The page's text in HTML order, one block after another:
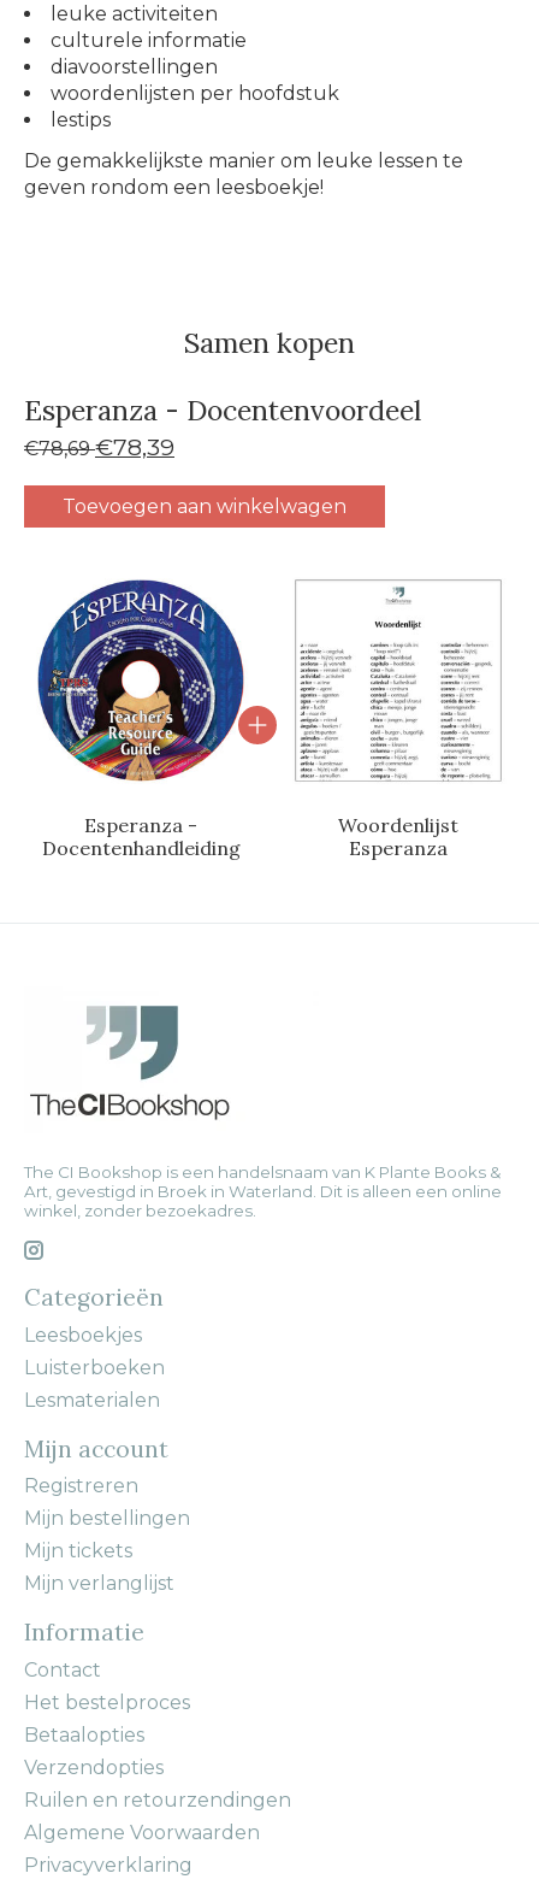
leuke activiteiten
culturele informatie
diavoorstellingen
woordenlijsten per hoofdstuk
lestips
De gemakkelijkste manier om leuke lessen te
geven rondom een leesboekje!
Samen kopen
Esperanza - Docentenvoordeel
€78,69€78,39
Toevoegen aan winkelwagen
Carrousel van gebundelde producten
Esperanza -
Docentenhandleiding
Woordenlijst
Esperanza
The CI Bookshop is een handelsnaam van K Plante Books &
Art, gevestigd in Broek in Waterland. Dit is alleen een online
winkel, zonder bezoekadres.
Categorieën
Leesboekjes
Luisterboeken
Lesmaterialen
Mijn account
Registreren
Mijn bestellingen
Mijn tickets
Mijn verlanglijst
Informatie
Contact
Het bestelproces
Betaalopties
Verzendopties
Ruilen en retourzendingen
Algemene Voorwaarden
Privacyverklaring